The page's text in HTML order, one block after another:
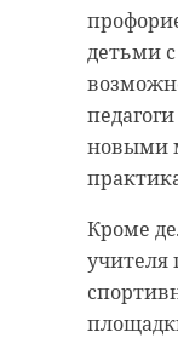
детьми
новыми
Кроме
учителя